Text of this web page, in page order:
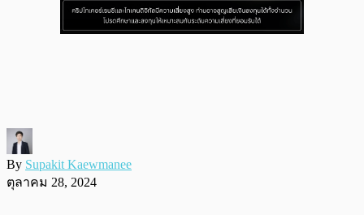
By Supakit Kaewmanee
ตุลาคม 28, 2024